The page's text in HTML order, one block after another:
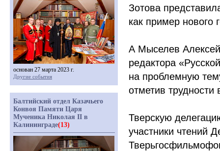
Зотова
как пример нового
А Мыселев
редактора «Русской
на проблемную
отметив
Тверскую
участники чтений
основан 27 марта 2023 г.
Другие события
Балтийский отдел Казачьего
Конвоя Памяти Царя
Мученика Николая II в
Калининграде(13)